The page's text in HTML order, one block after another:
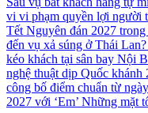
vi vi phạm quyền lợi người
Tết Nguyên đán 2027
đến vụ xả súng ở Thái Lan?
kéo khách tại sân bay Nội
nghệ thuật dịp Quốc khánh
công bố điểm chuẩn từ
2027 với ‘Em’ Những mặt